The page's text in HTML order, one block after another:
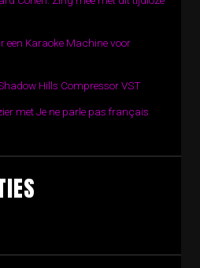
een Karaoke Machine voor
Hills Compressor VST
met Je ne parle pas français